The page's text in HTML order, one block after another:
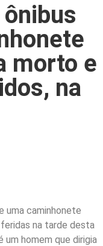
morto e
na
uma caminhonete
na tarde desta
um homem que dirigia